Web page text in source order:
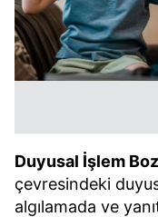
Duyusal İşlem
çevresindeki
algılamada ve